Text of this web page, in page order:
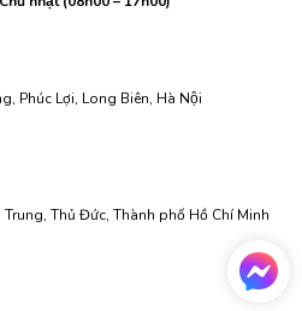
Phúc Lợi, Long Biên, Hà Nội
Thủ Đức, Thành phố Hồ Chí Minh